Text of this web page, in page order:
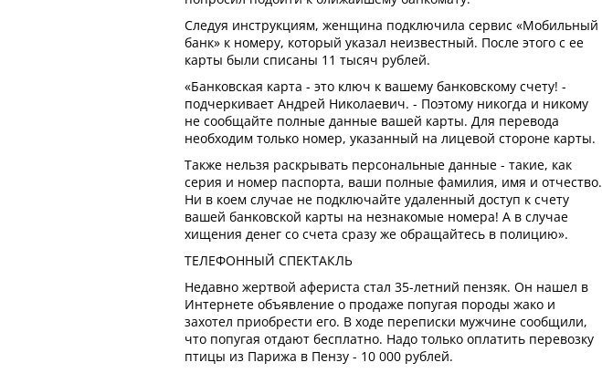
Следуя инструкциям, женщина подключила сервис «Мобильный
банк» к номеру, который указал неизвестный. После этого с ее
карты были списаны 11 тысяч рублей.
«Банковская карта - это ключ к вашему банковскому счету! -
подчеркивает Андрей Николаевич. - Поэтому никогда и никому
не сообщайте полные данные вашей карты. Для перевода
необходим только номер, указанный на лицевой стороне карты.
Также нельзя раскрывать персональные данные - такие, как
серия и номер паспорта, ваши полные фамилия, имя и отчество.
Ни в коем случае не подключайте удаленный доступ к счету
вашей банковской карты на незнакомые номера! А в случае
хищения денег со счета сразу же обращайтесь в полицию».
ТЕЛЕФОННЫЙ СПЕКТАКЛЬ
Недавно жертвой афериста стал 35-летний пензяк. Он нашел в
Интернете объявление о продаже попугая породы жако и
захотел приобрести его. В ходе переписки мужчине сообщили,
что попугая отдают бесплатно. Надо только оплатить перевозку
птицы из Парижа в Пензу - 10 000 рублей.